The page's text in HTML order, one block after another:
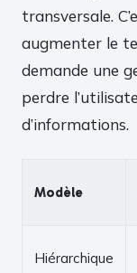
transversale.
augmenter le
demande une
perdre
d’informations.
Modèle
Hiérarchique